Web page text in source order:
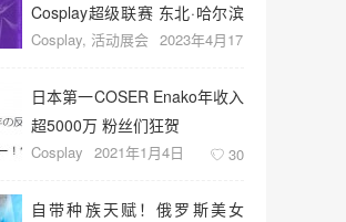
Cosplay超级联赛 东北·哈尔滨
赛区预选赛 舞台节目流程公
Cosplay, 活动展会 2023年4月17
日本第一COSER Enako年收入
超5000万 粉丝们狂贺
Cosplay 2021年1月4日 30
自带种族天赋！俄罗斯美女